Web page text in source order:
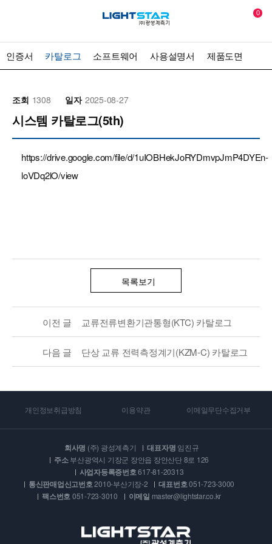
0
인증서 카탈로그 소프트웨어 사용설명서 제품도면
조회 1308 일자 2025-08-27
시스템 카탈로그(5th)
https://drive.google.com/file/d/1uIOBHekJoRYDmvpJmP4DYEn-
loVDq2lO/view
목록보기
이전 글 교류전류변환기관통형(KTC) 카탈로그
다음 글 단상 교류 전력측정계기(KZM-C) 카탈로그
개인정보취급방침 이용약관 이메일무단수집거부
회사명 (주) 광성계측기 대표자명 임진규
주소부산광역시 기장군 장안읍 장안산단 8로 126
사업자등록증번호617-81-20313
통신판매업신고번호2010-부산기장-2 대표번호051-723-3000
팩스번호 051-723-3010 이메일 master@lightstar.co.kr